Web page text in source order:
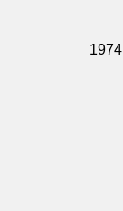
1974